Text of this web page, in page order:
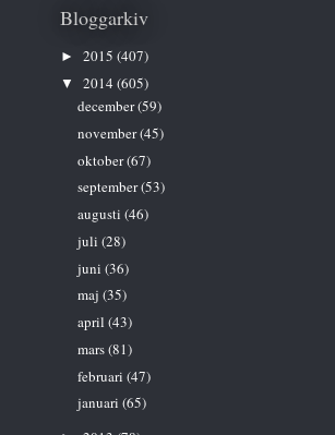
Bloggarkiv
► 2015 (407)
▼ 2014 (605)
december(59)
november(45)
oktober(67)
september(53)
augusti (46)
juli (28)
juni (36)
maj (35)
april (43)
mars(81)
februari (47)
januari (65)